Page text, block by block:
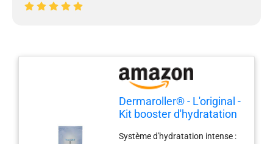
Dermaroller® - L'original -
Kit booster d'hydratation
Système d'hydratation intense :